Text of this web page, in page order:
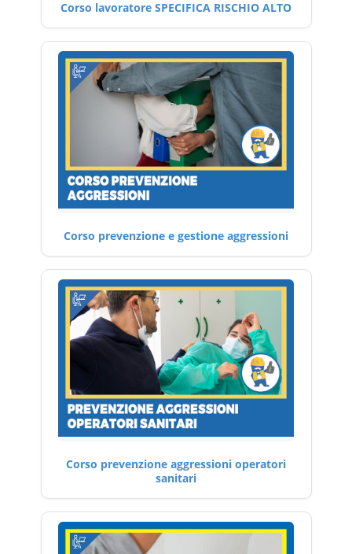
Corso lavoratore SPECIFICA RISCHIO ALTO
Corso prevenzione e gestione aggressioni
Corso prevenzione aggressioni operatori
sanitari